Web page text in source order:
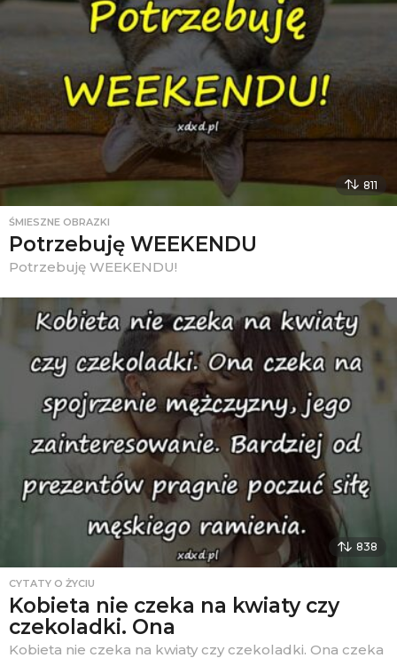
811
ŚMIESZNE OBRAZKI
Potrzebuję WEEKENDU
Potrzebuję WEEKENDU!
838
CYTATY O ŻYCIU
Kobieta nie czeka na kwiaty czy
czekoladki. Ona
Kobieta nie czeka na kwiaty czy czekoladki. Ona czeka